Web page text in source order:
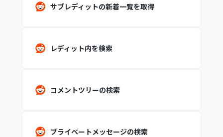
サブレディットの新着一覧を取得
レディット内を検索
コメントツリーの検索
プライベートメッセージの検索